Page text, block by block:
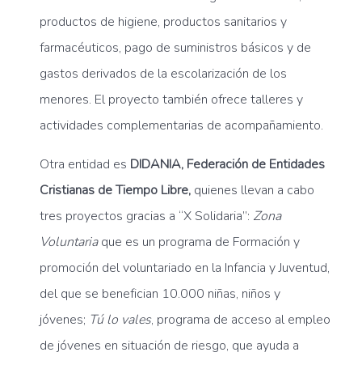
productos de higiene, productos sanitarios y
farmacéuticos, pago de suministros básicos y de
gastos derivados de la escolarización de los
menores. El proyecto también ofrece talleres y
actividades complementarias de acompañamiento.
Otra entidad es DIDANIA, Federación de Entidades
Cristianas de Tiempo Libre, quienes llevan a cabo
tres proyectos gracias a “X Solidaria”: Zona
Voluntariaque es un programa de Formación y
promoción del voluntariado en la Infancia y Juventud,
del que se benefician 10.000 niñas, niños y
jóvenes; Tú lo vales, programa de acceso al empleo
de jóvenes en situación de riesgo, que ayuda a